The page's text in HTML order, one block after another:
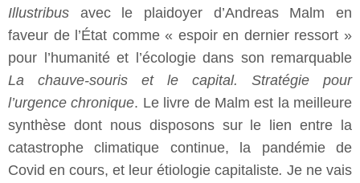
Illustribus avec le plaidoyer d’Andreas Malm en
faveur de l’État comme « espoir en dernier ressort »
pour l’humanité et l’écologie dans son remarquable
La chauve-souris et le capital. Stratégie pour
l’urgence chronique. Le livre de Malm est la meilleure
synthèse dont nous disposons sur le lien entre la
catastrophe climatique continue, la pandémie de
Covid en cours, et leur étiologie capitaliste. Je ne vais